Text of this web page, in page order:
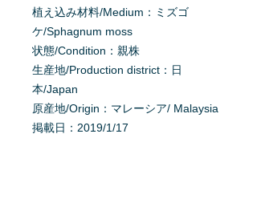
植え込み材料/Medium：ミズゴ
ケ/Sphagnum moss
状態/Condition：親株
生産地/Production district：日
本/Japan
原産地/Origin：マレーシア/ Malaysia
掲載日：2019/1/17